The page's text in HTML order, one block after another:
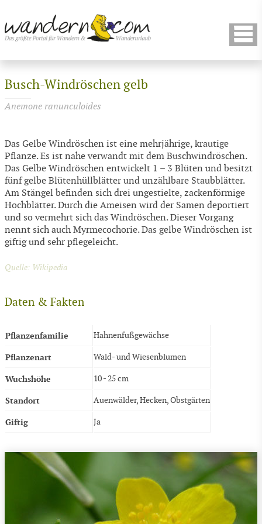
Busch-Windröschen gelb
Anemone ranunculoides
Das Gelbe Windröschen ist eine mehrjährige, krautige
Pflanze. Es ist nahe verwandt mit dem Buschwindröschen.
Das Gelbe Windröschen entwickelt 1 – 3 Blüten und besitzt
fünf gelbe Blütenhüllblätter und unzählbare Staubblätter.
Am Stängel befinden sich drei ungestielte, zackenförmige
Hochblätter. Durch die Ameisen wird der Samen deportiert
und so vermehrt sich das Windröschen. Dieser Vorgang
nennt sich auch Myrmecochorie. Das gelbe Windröschen ist
giftig und sehr pflegeleicht.
Quelle: Wikipedia
Daten & Fakten
Pflanzenfamilie Hahnenfußgewächse
Pflanzenart Wald- und Wiesenblumen
Wuchshöhe 10 - 25 cm
Standort Auenwälder, Hecken, Obstgärten
Giftig Ja